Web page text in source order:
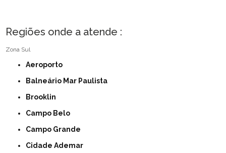
Regiões onde a atende :
Zona Sul
Aeroporto
Balneário Mar Paulista
Brooklin
Campo Belo
Campo Grande
Cidade Ademar